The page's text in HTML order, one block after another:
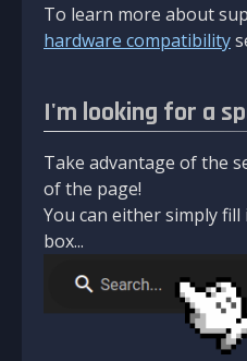
To learn more about
hardware compatibility
I'm looking for a
Take advantage of the
of the page!
You can either simply
box...